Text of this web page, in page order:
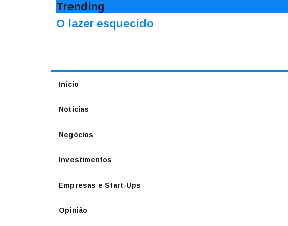
Trending
O lazer esquecido
Início
Notícias
Negócios
Investimentos
Empresas e Start-Ups
Opinião